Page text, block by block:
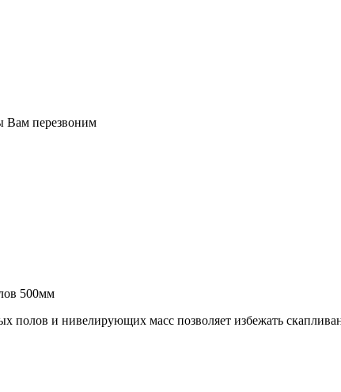
Вам перезвоним
500мм
полов и нивелирующих масс позволяет избежать